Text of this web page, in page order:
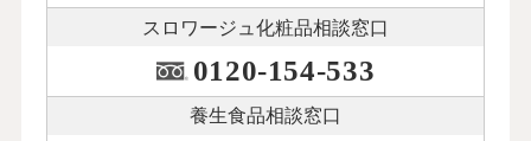
スロワージュ化粧品相談窓口
0120-154-533
養生食品相談窓口